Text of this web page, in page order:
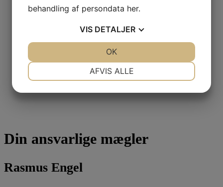
Din ansvarlige mægler
Rasmus Engel
behandling af persondata her.
VIS DETALJER
AFVIS ALLE
OK